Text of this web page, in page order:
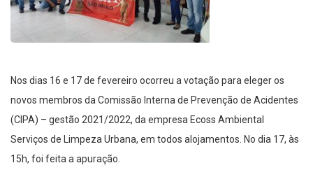
Nos dias 16 e 17 de fevereiro ocorreu a votação para eleger os
novos membros da Comissão Interna de Prevenção de Acidentes
(CIPA) – gestão 2021/2022, da empresa Ecoss Ambiental
Serviços de Limpeza Urbana, em todos alojamentos. No dia 17, às
15h, foi feita a apuração.